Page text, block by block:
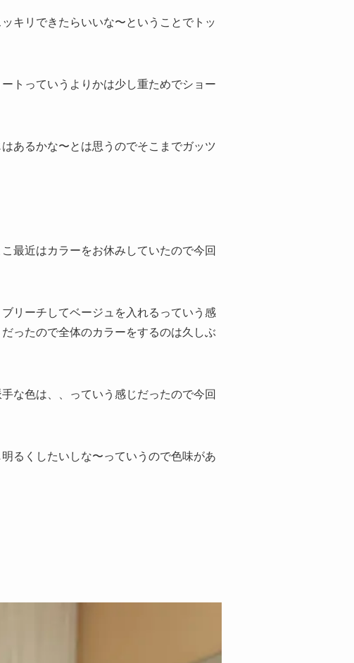
キリできたらいいな〜ということでトッ
トっていうよりかは少し重ためでショー
あるかな〜とは思うのでそこまでガッツ
最近はカラーをお休みしていたので今回
リーチしてベージュを入れるっていう感
ったので全体のカラーをするのは久しぶ
な色は、、っていう感じだったので今回
るくしたいしな〜っていうので色味があ